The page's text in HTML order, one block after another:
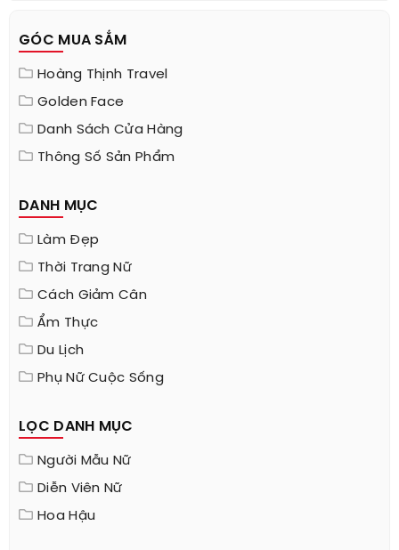
GÓC MUA SẮM
Hoàng Thịnh Travel
Golden Face
Danh Sách Cửa Hàng
Thông Số Sản Phẩm
DANH MỤC
Làm Đẹp
Thời Trang Nữ
Cách Giảm Cân
Ẩm Thực
Du Lịch
Phụ Nữ Cuộc Sống
LỌC DANH MỤC
Người Mẫu Nữ
Diễn Viên Nữ
Hoa Hậu